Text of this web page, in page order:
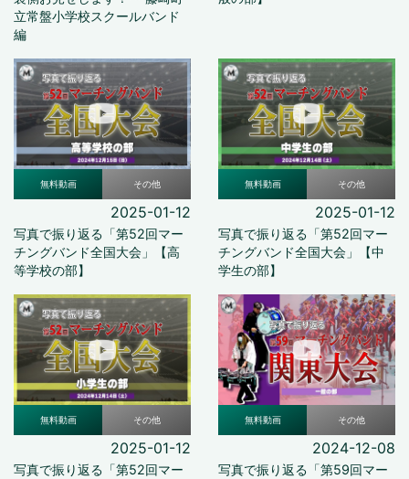
立常盤小学校スクールバンド
編
無料動画 その他
2025-01-12
写真で振り返る「第52回マー
チングバンド全国大会」【高
等学校の部】
無料動画 その他
2025-01-12
写真で振り返る「第52回マー
チングバンド全国大会」【中
学生の部】
無料動画 その他
2025-01-12
写真で振り返る「第52回マー
無料動画 その他
2024-12-08
写真で振り返る「第59回マー